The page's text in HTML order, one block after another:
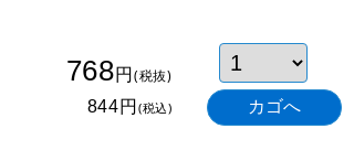
768円(税抜)
844円(税込)